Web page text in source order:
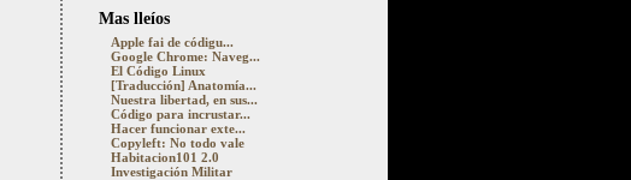
Mas lleíos
Apple fai de códigu...
Google Chrome: Naveg...
El Código Linux
[Traducción] Anatomía...
Nuestra libertad, en sus...
Código para incrustar...
Hacer funcionar exte...
Copyleft: No todo vale
Habitacion101 2.0
Investigación Militar